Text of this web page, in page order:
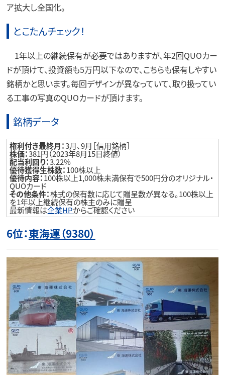
ア拡大し全国化。
とこたんチェック！
1年以上の継続保有が必要ではありますが、年2回QUOカー
ドが頂けて、投資額も5万円以下なので、こちらも保有しやすい
銘柄かと思います。毎回デザインが異なっていて、取り扱ってい
る工事の写真のQUOカードが頂けます。
銘柄データ
権利付き最終月：3月、9月［信用銘柄］
株価：381円（2023年8月15日終値）
配当利回り：3.22%
優待獲得生株数：100株以上
優待内容：100株以上1,000株未満保有で500円分のオリジナル・
QUOカード
その他条件：株式の保有数に応じて贈呈数が異なる。100株以上
を1年以上継続保有の株主のみに贈呈
最新情報は企業HPからご確認ください
6位：東海運（9380）